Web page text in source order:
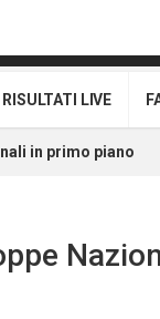
RISULTATI LIVE
in primo piano